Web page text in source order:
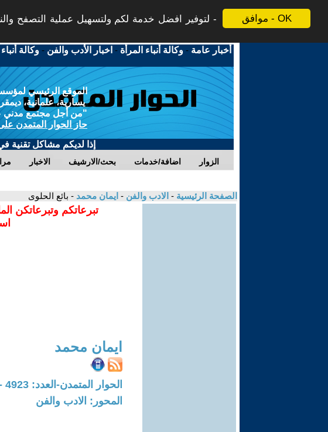
موافق - OK
لتوفير افضل خدمة لكم ولتسهيل عملية التصفح
أخبار عامة -وكالة أنباء المرأة - اخبار الأدب والفن -وكالة
الموقع الرئيسي
يسارية، علمانية،
"من أجل مجتمع مدني
حاز الحوار المتمدن
إذا لديكم مشاكل تقنية
الاخبار بحث/الارشيف اضافة/خدمات الزوار
الصفحة الرئيسية - الادب والفن - ايمان محمد - بائع الحلوى
تبرعاتكم وتبرعاتكن
ايمان محمد
الحوار المتمدن-العدد: 4923 - 2015 / 9 / 12 - 09:29
المحور: الادب والفن